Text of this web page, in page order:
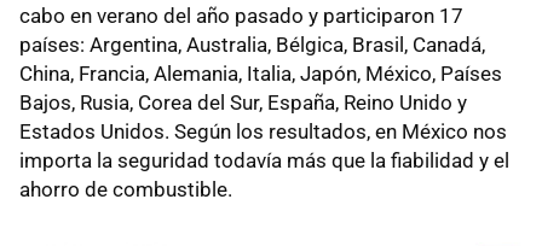
cabo en verano del año pasado y participaron 17
países: Argentina, Australia, Bélgica, Brasil, Canadá,
China, Francia, Alemania, Italia, Japón, México, Países
Bajos, Rusia, Corea del Sur, España, Reino Unido y
Estados Unidos. Según los resultados, en México nos
importa la seguridad todavía más que la fiabilidad y el
ahorro de combustible.